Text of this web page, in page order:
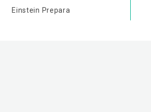
Einstein Prepara